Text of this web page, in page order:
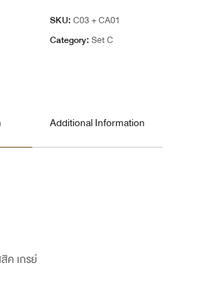
SKU:C03 + CA01
Category:Set C
Additional Information
ค เกรย์